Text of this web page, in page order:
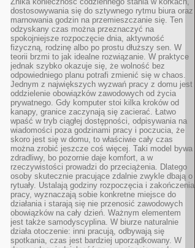
dostosowywania się do sztywnego rytmu biura oraz
marnowania godzin na przemieszczanie się. Ten
odzyskany czas można przeznaczyć na
spokojniejsze rozpoczęcie dnia, aktywność
fizyczną, rodzinę albo po prostu dłuższy sen. W
teorii brzmi to jak idealne rozwiązanie. W praktyce
jednak szybko okazuje się, że wolność bez
odpowiedniego planu potrafi zmienić się w chaos.
Jednym z największych wyzwań pracy z domu jest
oddzielenie obowiązków zawodowych od życia
prywatnego. Gdy komputer stoi kilka kroków od
kanapy, granice zaczynają się zacierać. Łatwo
wpaść w tryb ciągłej dostępności, odpisywania na
wiadomości poza godzinami pracy i poczucia, że
skoro jest się w domu, to właściwie cały czas
można zrobić jeszcze coś więcej. Taki model bywa
zdradliwy, bo pozornie daje komfort, a w
rzeczywistości prowadzi do przeciążenia. Dlatego
osoby skutecznie pracujące zdalnie zwykle dbają o
rytuały. Ustalają godziny rozpoczęcia i zakończenia
pracy, wyznaczają sobie konkretne miejsce do
działania i starają się nie przenosić zawodowych
obowiązków na cały dzień. Ważnym elementem
jest także samodyscyplina. W biurze naturalnie
działa otoczenie: inni pracują, odbywają się
spotkania, czas jest bardziej uporządkowany. W